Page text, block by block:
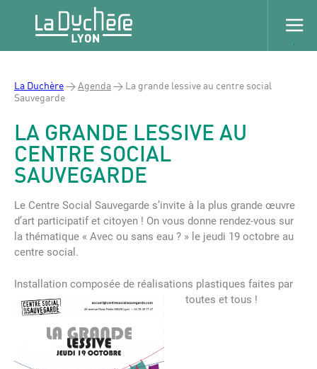
La Duchère>Agenda > La grande lessive au centre social
Sauvegarde
LA GRANDE LESSIVE AU
CENTRE SOCIAL
SAUVEGARDE
Le Centre Social Sauvegarde s’invite à la plus grande œuvre
d’art participatif et citoyen ! On vous donne rendez-vous sur
la thématique « Avec ou sans eau ? » le jeudi 19 octobre au
centre social.
Installation composée de réalisations plastiques faites par
toutes et tous !